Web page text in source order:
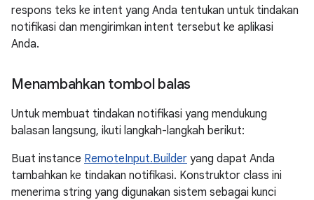
respons teks ke intent yang Anda tentukan untuk tindakan
notifikasi dan mengirimkan intent tersebut ke aplikasi
Anda.
Menambahkan tombol balas
Untuk membuat tindakan notifikasi yang mendukung
balasan langsung, ikuti langkah-langkah berikut:
Buat instance RemoteInput.Builder yang dapat Anda
tambahkan ke tindakan notifikasi. Konstruktor class ini
menerima string yang digunakan sistem sebagai kunci